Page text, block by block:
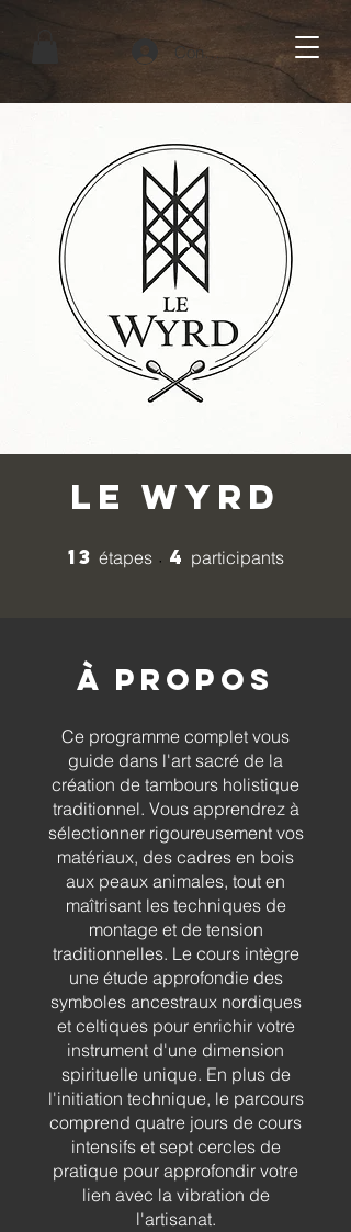
Connexion
Le Wyrd
13 étapes 13 étapes
4 participants
À propos
Ce programme complet vous
guide dans l'art sacré de la
création de tambours holistique
traditionnel. Vous apprendrez à
sélectionner rigoureusement vos
matériaux, des cadres en bois
aux peaux animales, tout en
maîtrisant les techniques de
montage et de tension
traditionnelles. Le cours intègre
une étude approfondie des
symboles ancestraux nordiques
et celtiques pour enrichir votre
instrument d'une dimension
spirituelle unique. En plus de
l'initiation technique, le parcours
comprend quatre jours de cours
intensifs et sept cercles de
pratique pour approfondir votre
lien avec la vibration de
l'artisanat.